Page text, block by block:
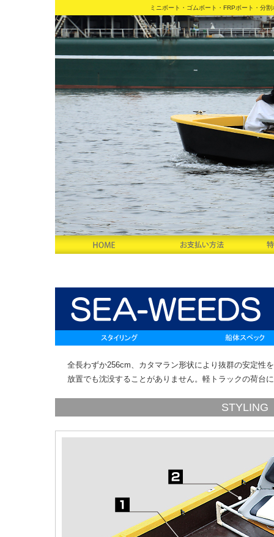
ミニボート・ゴムボート・FRPボート・分
全長わずか256cm、カタマラン形状により抜群の安定性
放置でも沈没することがありません。軽トラックの荷台
STYLING